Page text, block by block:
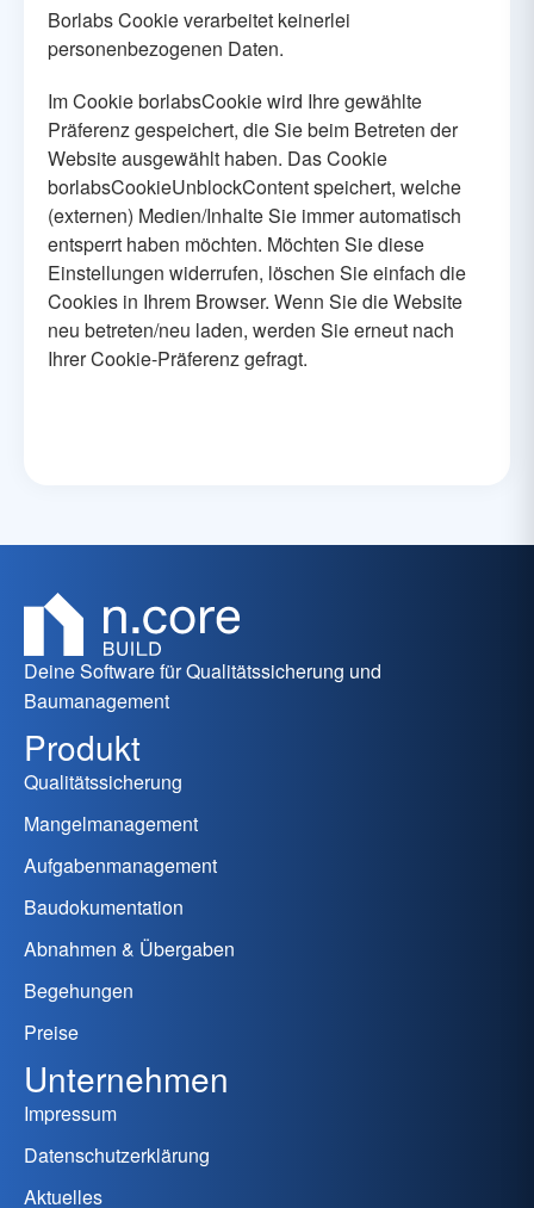
Borlabs Cookie verarbeitet keinerlei
personenbezogenen Daten.
Im Cookie borlabsCookie wird Ihre gewählte
Präferenz gespeichert, die Sie beim Betreten der
Website ausgewählt haben. Das Cookie
borlabsCookieUnblockContent speichert, welche
(externen) Medien/Inhalte Sie immer automatisch
entsperrt haben möchten. Möchten Sie diese
Einstellungen widerrufen, löschen Sie einfach die
Cookies in Ihrem Browser. Wenn Sie die Website
neu betreten/neu laden, werden Sie erneut nach
Ihrer Cookie-Präferenz gefragt.
Deine Software für Qualitätssicherung und
Baumanagement
Produkt
Qualitätssicherung
Mangelmanagement
Aufgabenmanagement
Baudokumentation
Abnahmen & Übergaben
Begehungen
Preise
Unternehmen
Impressum
Datenschutzerklärung
Aktuelles